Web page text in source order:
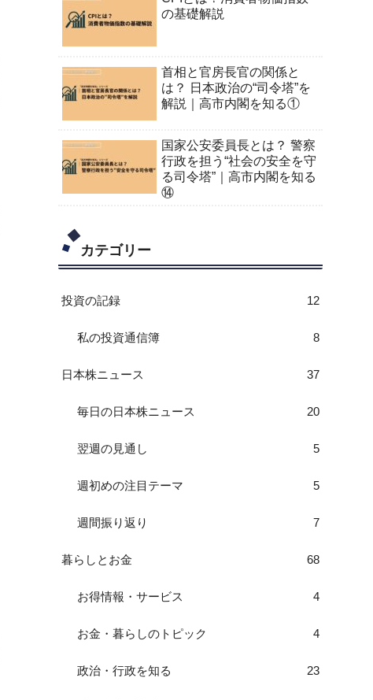
の基礎解説
首相と官房長官の関係と
は？ 日本政治の“司令塔”を
解説｜高市内閣を知る①
国家公安委員長とは？ 警察
行政を担う“社会の安全を守
る司令塔”｜高市内閣を知る
⑭
カテゴリー
投資の記録 12
私の投資通信簿 8
日本株ニュース 37
毎日の日本株ニュース 20
翌週の見通し 5
週初めの注目テーマ 5
週間振り返り 7
暮らしとお金 68
お得情報・サービス 4
お金・暮らしのトピック 4
政治・行政を知る 23